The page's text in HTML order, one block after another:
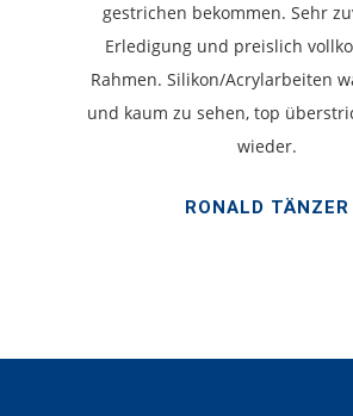
gestrichen bekommen. Sehr
Erledigung und preislich
Rahmen. Silikon/Acrylarbeiten
und kaum zu sehen, top
wieder.
RONALD TÄNZER